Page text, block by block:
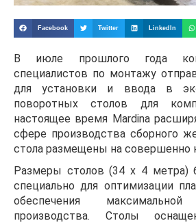
Facebook Twitter LinkedIn
В июле прошлого года
специалистов по монтажу
для установки и ввода в
поворотных столов для
настоящее время Mardina
сфере производства сборного
стола размещены на совершенно
Размеры столов (34 x 4 метра)
специально для оптимизации
обеспечения максимальной
производства. Столы